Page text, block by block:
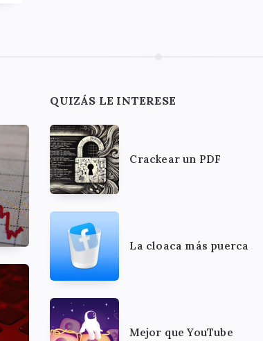
QUIZÁS LE INTERESE
Crackear un PDF
La cloaca más puerca
Mejor que YouTube